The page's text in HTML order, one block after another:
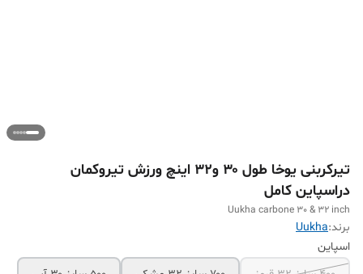
تیرکربنی یوخا طول ۳۰ و۳۲ اینچ ورزش تیروکمان
دراسپاین کامل
Uukha carbone 30 & 32 inch
برند:Uukha
اسپاین